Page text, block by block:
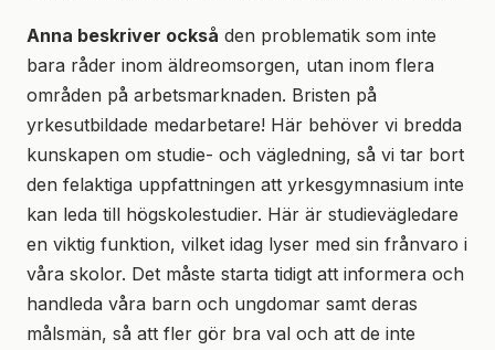
Anna beskriver också den problematik som inte
bara råder inom äldreomsorgen, utan inom flera
områden på arbetsmarknaden. Bristen på
yrkesutbildade medarbetare! Här behöver vi bredda
kunskapen om studie- och vägledning, så vi tar bort
den felaktiga uppfattningen att yrkesgymnasium inte
kan leda till högskolestudier. Här är studievägledare
en viktig funktion, vilket idag lyser med sin frånvaro i
våra skolor. Det måste starta tidigt att informera och
handleda våra barn och ungdomar samt deras
målsmän, så att fler gör bra val och att de inte